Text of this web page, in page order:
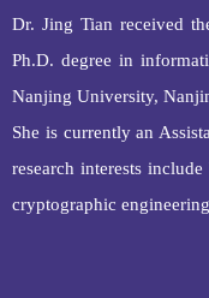
Dr. Jing Tian received
Ph.D. degree in
Nanjing University,
She is currently an
research interests
cryptographic